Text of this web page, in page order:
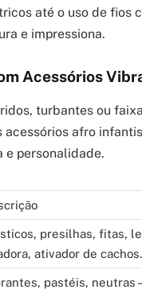
até o uso de fios
e impressiona.
Acessórios
turbantes ou
acessórios afro
e personalidade.
presilhas, fitas,
ativador de cachos.
pastéis, neutras